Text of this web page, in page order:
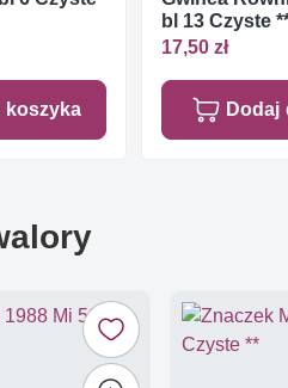
koszyka
bl 13 Czyste
17,50 zł
Dodaj